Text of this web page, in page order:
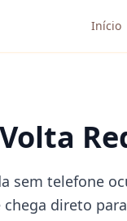
Início
sem telefone
chega direto